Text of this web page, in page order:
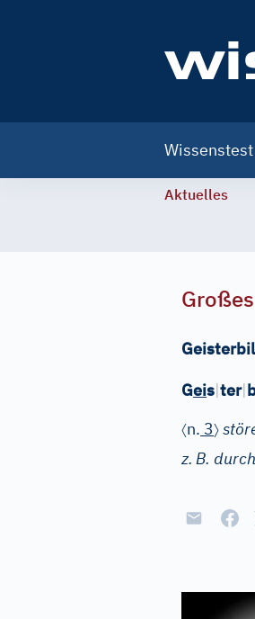
navigation
Wissenstest
Aktuelles
Geis|ter|
〈n. 3〉
z. B.